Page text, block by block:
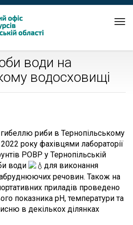
води на
водосховищі
риби в Тернопільському
року фахівцями лабораторії
РОВР у Тернопільській
води
для виконання
речовин. Також на
приладів проведено
показника рН, температури та
в декількох ділянках